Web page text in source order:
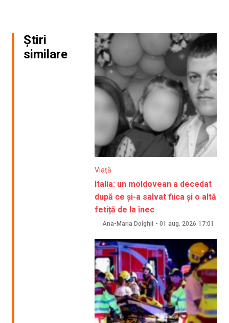
Știri
similare
Viață
Italia: un moldovean a decedat
după ce și-a salvat fiica și o altă
fetiță de la înec
Ana-Maria Dolghii - 01 aug. 2026 17:01